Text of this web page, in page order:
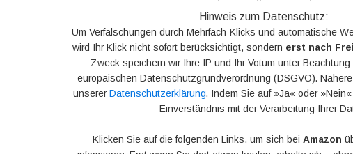
Hinweis zum Datenschutz:
Um Verfälschungen durch Mehrfach-Klicks und automatische
wird Ihr Klick nicht sofort berücksichtigt, sondern erst nach
Zweck speichern wir Ihre IP und Ihr Votum unter Beachtung
europäischen Datenschutzgrundverordnung (DSGVO).
unsererDatenschutzerklärung. Indem Sie auf »Ja« oder
Einverständnis mit der Verarbeitung Ihrer
Klicken Sie auf die folgenden Links, um sich bei Amazon